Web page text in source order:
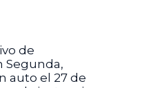
de
Segunda,
auto el 27 de